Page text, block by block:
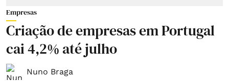
Empresas
Criação de empresas em Portugal
cai 4,2% até julho
Nuno Braga